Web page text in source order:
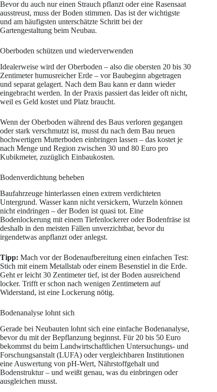
Bevor du auch nur einen Strauch pflanzt oder eine Rasensaat
ausstreust, muss der Boden stimmen. Das ist der wichtigste
und am häufigsten unterschätzte Schritt bei der
Gartengestaltung beim Neubau.
Oberboden schützen und wiederverwenden
Idealerweise wird der Oberboden – also die obersten 20 bis 30
Zentimeter humusreicher Erde – vor Baubeginn abgetragen
und separat gelagert. Nach dem Bau kann er dann wieder
eingebracht werden. In der Praxis passiert das leider oft nicht,
weil es Geld kostet und Platz braucht.
Wenn der Oberboden während des Baus verloren gegangen
oder stark verschmutzt ist, musst du nach dem Bau neuen
hochwertigen Mutterboden einbringen lassen – das kostet je
nach Menge und Region zwischen 30 und 80 Euro pro
Kubikmeter, zuzüglich Einbaukosten.
Bodenverdichtung beheben
Baufahrzeuge hinterlassen einen extrem verdichteten
Untergrund. Wasser kann nicht versickern, Wurzeln können
nicht eindringen – der Boden ist quasi tot. Eine
Bodenlockerung mit einem Tiefenlockerer oder Bodenfräse ist
deshalb in den meisten Fällen unverzichtbar, bevor du
irgendetwas anpflanzt oder anlegst.
Tipp: Mach vor der Bodenaufbereitung einen einfachen Test:
Stich mit einem Metallstab oder einem Besenstiel in die Erde.
Geht er leicht 30 Zentimeter tief, ist der Boden ausreichend
locker. Trifft er schon nach wenigen Zentimetern auf
Widerstand, ist eine Lockerung nötig.
Bodenanalyse lohnt sich
Gerade bei Neubauten lohnt sich eine einfache Bodenanalyse,
bevor du mit der Bepflanzung beginnst. Für 20 bis 50 Euro
bekommst du beim Landwirtschaftlichen Untersuchungs- und
Forschungsanstalt (LUFA) oder vergleichbaren Institutionen
eine Auswertung von pH-Wert, Nährstoffgehalt und
Bodenstruktur – und weißt genau, was du einbringen oder
ausgleichen musst.